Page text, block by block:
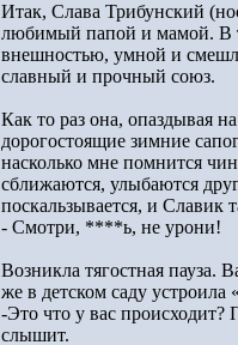
Итак, Слава Трибунский
любимый папой и мамой. В
внешностью, умной и
славный и прочный союз.
Как то раз она, опаздывая
дорогостоящие зимние
насколько мне помнится
сближаются, улыбаются
поскальзывается, и Славик
- Смотри, ****ь, не урони!
Возникла тягостная пауза.
же в детском саду устроила
-Это что у вас происходит?
слышит.